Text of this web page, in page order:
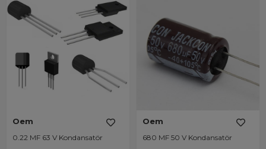
Oem
0.22 MF 63 V Kondansatör
Oem
680 MF 50 V Kondansatör